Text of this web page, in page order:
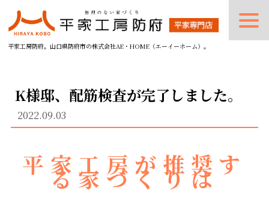
平家工房防府。山口県防府市の株式会社AE・HOME（エーイーホーム）。
K様邸、配筋検査が完了しました。
2022.09.03
平家工房が推奨す
る家づくりは